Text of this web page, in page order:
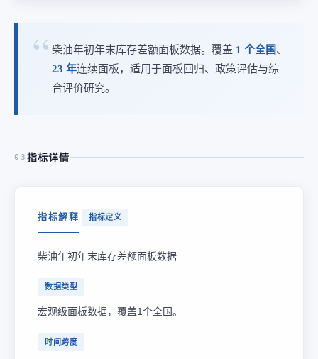
柴油年初年末库存差额面板数据。覆盖 1 个全国、
23 年连续面板，适用于面板回归、政策评估与综
合评价研究。
03 指标详情
指标解释 指标定义
柴油年初年末库存差额面板数据
数据类型
宏观级面板数据，覆盖1个全国。
时间跨度